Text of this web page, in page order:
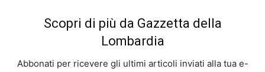
Scopri di più da Gazzetta della
Lombardia
Abbonati per ricevere gli ultimi articoli inviati alla tua e-